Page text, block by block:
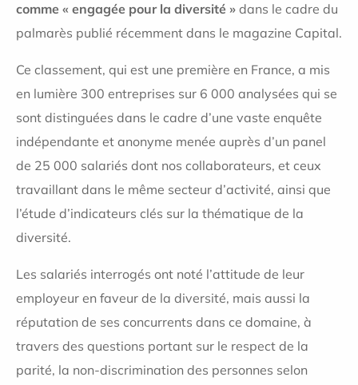
comme « engagée pour la diversité » dans le cadre du
palmarès publié récemment dans le magazine Capital.
Ce classement, qui est une première en France, a mis
en lumière 300 entreprises sur 6 000 analysées qui se
sont distinguées dans le cadre d’une vaste enquête
indépendante et anonyme menée auprès d’un panel
de 25 000 salariés dont nos collaborateurs, et ceux
travaillant dans le même secteur d’activité, ainsi que
l’étude d’indicateurs clés sur la thématique de la
diversité.
Les salariés interrogés ont noté l’attitude de leur
employeur en faveur de la diversité, mais aussi la
réputation de ses concurrents dans ce domaine, à
travers des questions portant sur le respect de la
parité, la non-discrimination des personnes selon